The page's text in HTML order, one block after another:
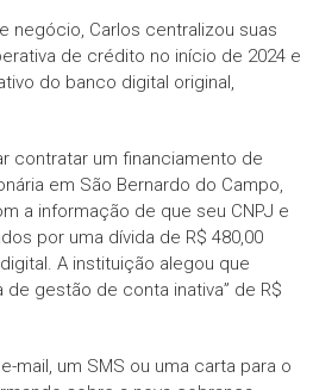
negócio, Carlos centralizou suas
de crédito no início de 2024 e
do banco digital original,
contratar um financiamento de
em São Bernardo do Campo,
a informação de que seu CNPJ e
por uma dívida de R$ 480,00
A instituição alegou que
de gestão de conta inativa” de R$
mail, um SMS ou uma carta para o